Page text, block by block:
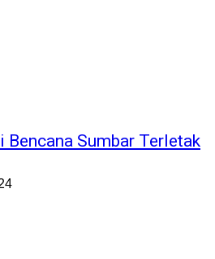
Bencana Sumbar Terletak